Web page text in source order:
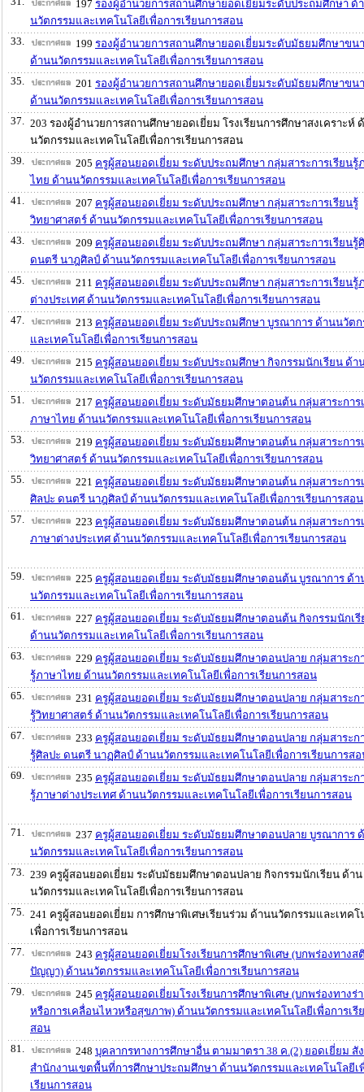
197 รองผู้อำนวยการสถานศึกษายอดเยี่ยมระดับประถมศึกษา ด้
นวัตกรรมและเทคโนโลยีเพื่อการเรียนการสอน
33.
199 รองผู้อำนวยการสถานศึกษายอดเยี่ยมระดับมัธยมศึกษาขน
ด้านนวัตกรรมและเทคโนโลยีเพื่อการเรียนการสอน
35.
201 รองผู้อำนวยการสถานศึกษายอดเยี่ยมระดับมัธยมศึกษาขน
ด้านนวัตกรรมและเทคโนโลยีเพื่อการเรียนการสอน
37.
203 รองผู้อำนวยการสถานศึกษายอดเยี่ยม โรงเรียนการศึกษาสงเคราะห์
นวัตกรรมและเทคโนโลยีเพื่อการเรียนการสอน
39.
205 ครูผู้สอนยอดเยี่ยม ระดับประถมศึกษา กลุ่มสาระการเรียนรู้
ไทย ด้านนวัตกรรมและเทคโนโลยีเพื่อการเรียนการสอน
41.
207 ครูผู้สอนยอดเยี่ยม ระดับประถมศึกษา กลุ่มสาระการเรียนรู้
วิทยาศาสตร์ ด้านนวัตกรรมและเทคโนโลยีเพื่อการเรียนการสอน
43.
209 ครูผู้สอนยอดเยี่ยม ระดับประถมศึกษา กลุ่มสาระการเรียนรู้
ดนตรี นาฎศิลป์ ด้านนวัตกรรมและเทคโนโลยีเพื่อการเรียนการสอน
45.
211 ครูผู้สอนยอดเยี่ยม ระดับประถมศึกษา กลุ่มสาระการเรียนรู้
ต่างประเทศ ด้านนวัตกรรมและเทคโนโลยีเพื่อการเรียนการสอน
47.
213 ครูผู้สอนยอดเยี่ยม ระดับประถมศึกษา บูรณาการ ด้านนวัตก
และเทคโนโลยีเพื่อการเรียนการสอน
49.
215 ครูผู้สอนยอดเยี่ยม ระดับประถมศึกษา กิจกรรมนักเรียน ด้า
นวัตกรรมและเทคโนโลยีเพื่อการเรียนการสอน
51.
217 ครูผู้สอนยอดเยี่ยม ระดับมัธยมศึกษาตอนต้น กลุ่มสาระการ
ภาษาไทย ด้านนวัตกรรมและเทคโนโลยีเพื่อการเรียนการสอน
53.
219 ครูผู้สอนยอดเยี่ยม ระดับมัธยมศึกษาตอนต้น กลุ่มสาระการ
วิทยาศาสตร์ ด้านนวัตกรรมและเทคโนโลยีเพื่อการเรียนการสอน
55.
221 ครูผู้สอนยอดเยี่ยม ระดับมัธยมศึกษาตอนต้น กลุ่มสาระการ
ศิลปะ ดนตรี นาฎศิลป์ ด้านนวัตกรรมและเทคโนโลยีเพื่อการเรียนการสอน
57.
223 ครูผู้สอนยอดเยี่ยม ระดับมัธยมศึกษาตอนต้น กลุ่มสาระการ
ภาษาต่างประเทศ ด้านนวัตกรรมและเทคโนโลยีเพื่อการเรียนการสอน
59. 225 ครูผู้สอนยอดเยี่ยม ระดับมัธยมศึกษาตอนต้น บูรณาการ ด้า
นวัตกรรมและเทคโนโลยีเพื่อการเรียนการสอน
61.
227 ครูผู้สอนยอดเยี่ยม ระดับมัธยมศึกษาตอนต้น กิจกรรมนักเรี
ด้านนวัตกรรมและเทคโนโลยีเพื่อการเรียนการสอน
63.
229 ครูผู้สอนยอดเยี่ยม ระดับมัธยมศึกษาตอนปลาย กลุ่มสาระก
รู้ภาษาไทย ด้านนวัตกรรมและเทคโนโลยีเพื่อการเรียนการสอน
65.
231 ครูผู้สอนยอดเยี่ยม ระดับมัธยมศึกษาตอนปลาย กลุ่มสาระก
รู้วิทยาศาสตร์ ด้านนวัตกรรมและเทคโนโลยีเพื่อการเรียนการสอน
67.
233 ครูผู้สอนยอดเยี่ยม ระดับมัธยมศึกษาตอนปลาย กลุ่มสาระก
รู้ศิลปะ ดนตรี นาฏศิลป์ ด้านนวัตกรรมและเทคโนโลยีเพื่อการเรียนการส
69.
235 ครูผู้สอนยอดเยี่ยม ระดับมัธยมศึกษาตอนปลาย กลุ่มสาระก
รู้ภาษาต่างประเทศ ด้านนวัตกรรมและเทคโนโลยีเพื่อการเรียนการสอน
71. 237 ครูผู้สอนยอดเยี่ยม ระดับมัธยมศึกษาตอนปลาย บูรณาการ
นวัตกรรมและเทคโนโลยีเพื่อการเรียนการสอน
73.
239 ครูผู้สอนยอดเยี่ยม ระดับมัธยมศึกษาตอนปลาย กิจกรรมนักเรียน ด้าน
นวัตกรรมและเทคโนโลยีเพื่อการเรียนการสอน
75.
241 ครูผู้สอนยอดเยี่ยม การศึกษาพิเศษเรียนร่วม ด้านนวัตกรรมและเทคโ
เพื่อการเรียนการสอน
77.
243 ครูผู้สอนยอดเยี่ยมโรงเรียนการศึกษาพิเศษ (บกพร่องทางส
ปัญญา) ด้านนวัตกรรมและเทคโนโลยีเพื่อการเรียนการสอน
79.
245 ครูผู้สอนยอดเยี่ยมโรงเรียนการศึกษาพิเศษ (บกพร่องทางร่
หรือการเคลื่อนไหวหรือสุขภาพ) ด้านนวัตกรรมและเทคโนโลยีเพื่อการเรี
สอน
81.
248 บุคลากรทางการศึกษาอื่น ตามมาตรา 38 ค.(2) ยอดเยี่ยม สั
สำนักงานเขตพื้นที่การศึกษาประถมศึกษา ด้านนวัตกรรมและเทคโนโลยีเ
เรียนการสอน